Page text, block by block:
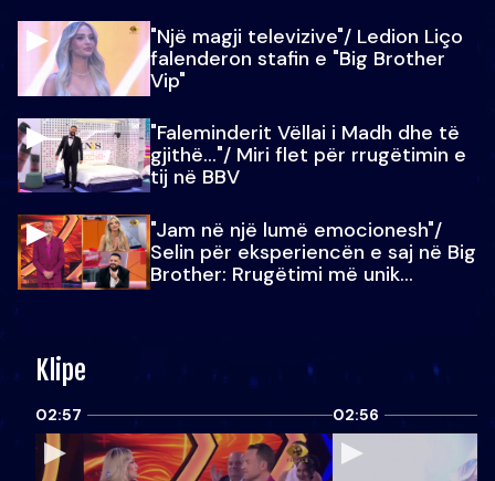
"Një magji televizive"/ Ledion Liço
falenderon stafin e "Big Brother
Vip"
"Faleminderit Vëllai i Madh dhe të
gjithë…"/ Miri flet për rrugëtimin e
tij në BBV
"Jam në një lumë emocionesh"/
Selin për eksperiencën e saj në Big
Brother: Rrugëtimi më unik…
Klipe
02:57 02:56